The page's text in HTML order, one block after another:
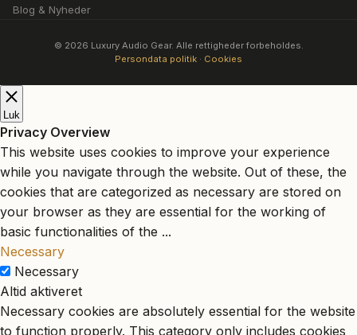
Blog & Nyheder
© 2026 Luxury Audio Gear. Alle rettigheder forbeholdes.
Persondata politik · Cookies
Luk
Privacy Overview
This website uses cookies to improve your experience
while you navigate through the website. Out of these, the
cookies that are categorized as necessary are stored on
your browser as they are essential for the working of
basic functionalities of the ...
Necessary
Necessary
Altid aktiveret
Necessary cookies are absolutely essential for the website
to function properly. This category only includes cookies